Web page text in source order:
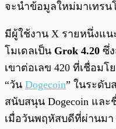
จะนำข้อมูลใหม่มาเทรน
มีผู้ใช้งาน X รายหนึ่งแน
โมเดลเป็น Grok 4.20 ซึ่
เขาต่อเลข 420 ที่เชื่อม
“วัน Dogecoin” ในระดับ
สนับสนุน Dogecoin แล
เมื่อวันพฤหัสบดีที่ผ่านมา